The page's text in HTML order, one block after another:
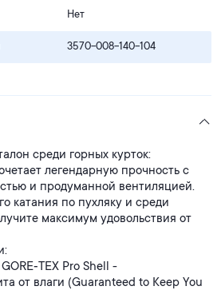
Нет
3570-008-140-104
среди горных курток:
легендарную прочность с
и продуманной вентиляцией.
катания по пухляку и среди
максимум удовольствия от
Pro Shell -
от влаги (Guaranteed to Keep You